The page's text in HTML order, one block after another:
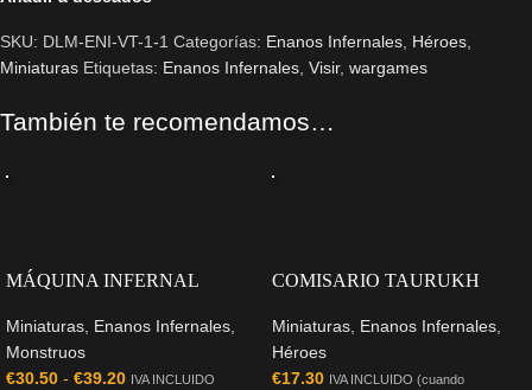
SKU: DLM-ENI-VT-1-1 Categorías: Enanos Infernales Héroes
Miniaturas Etiquetas: Enanos Infernales Visir, wargames
También te recomendamos…
MÁQUINA INFERNAL
Miniaturas, Enanos Infernales,
Monstruos
€30.50 - €39.20 IVA INCLUIDO
COMISARIO TAURUKH
Miniaturas, Enanos Infernales,
Héroes
€17.30 IVA INCLUIDO (cuando